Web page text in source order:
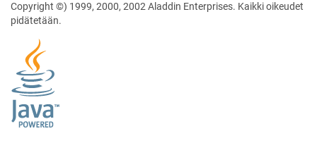
Copyright ©) 1999, 2000, 2002 Aladdin Enterprises. Kaikki oikeudet
pidätetään.